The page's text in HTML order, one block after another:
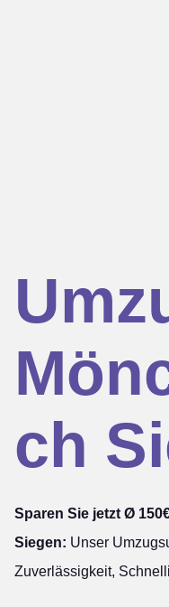
ch
Sparen Sie jetzt Ø
Siegen: Unser
Zuverlässigkeit,